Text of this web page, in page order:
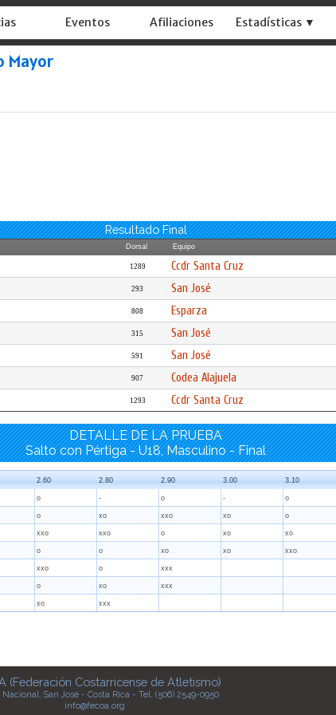
Eventos Afiliaciones Estadísticas ▼
Mayor
Resultado Final
Dorsal Equipo
1289 Ccdr Santa Cruz
293 San José
808 Esparza
315 San José
591 San José
907 Codea Alajuela
1293 Ccdr Santa Cruz
DETALLE DE LA PRUEBA
Salto con Pértiga - U18, Masculino - Final
2.60 2.80 2.90 3.00 3.10
o - o - o
o xo xxo xo o
xxo xxo o xo xo
o o xo xo xxo
xxo o xxx
o xo xxx
xo xxx
(Federación Costarricense de Atletismo)
Nacional, San José - Costa Rica - Tel. (506) 2549-0950
info@fecoa.org